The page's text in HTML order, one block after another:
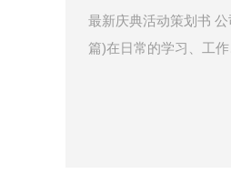
最新庆典活动策划书
篇)在日常的学习、工作